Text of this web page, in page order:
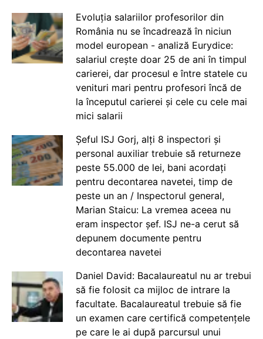
Evoluția salariilor profesorilor din
România nu se încadrează în niciun
model european - analiză Eurydice:
salariul crește doar 25 de ani în timpul
carierei, dar procesul e între statele cu
venituri mari pentru profesori încă de
la începutul carierei și cele cu cele mai
mici salarii
Șeful ISJ Gorj, alți 8 inspectori și
personal auxiliar trebuie să returneze
peste 55.000 de lei, bani acordați
pentru decontarea navetei, timp de
peste un an / Inspectorul general,
Marian Staicu: La vremea aceea nu
eram inspector șef. ISJ ne-a cerut să
depunem documente pentru
decontarea navetei
Daniel David: Bacalaureatul nu ar trebui
să fie folosit ca mijloc de intrare la
facultate. Bacalaureatul trebuie să fie
un examen care certifică competențele
pe care le ai după parcursul unui